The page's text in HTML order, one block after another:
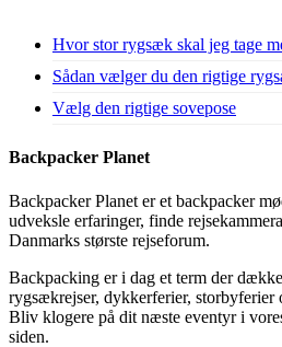
Hvor stor rygsæk skal jeg tage
Sådan vælger du den rigtige
Vælg den rigtige sovepose
Backpacker Planet
Backpacker Planet er et backpacker
udveksle erfaringer, finde
Danmarks største rejseforum.
Backpacking er i dag et term der
rygsækrejser, dykkerferier, storbyferier
Bliv klogere på dit næste eventyr i
siden.